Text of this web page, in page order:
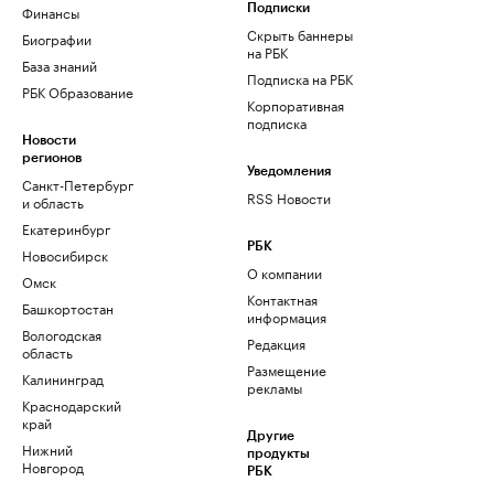
Финансы
Биографии
База знаний
РБК Образование
Новости
регионов
Санкт-Петербург
и область
Екатеринбург
Новосибирск
Омск
Башкортостан
Вологодская
область
Калининград
Краснодарский
край
Нижний
Новгород
Подписки
Скрыть баннеры
на РБК
Подписка на РБК
Корпоративная
подписка
Уведомления
RSS Новости
РБК
О компании
Контактная
информация
Редакция
Размещение
рекламы
Другие
продукты
РБК